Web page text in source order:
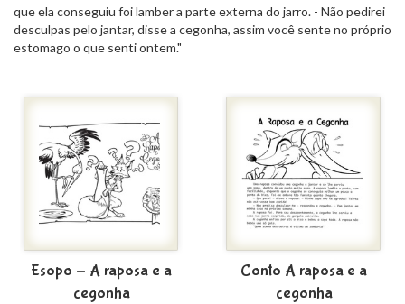
que ela conseguiu foi lamber a parte externa do jarro. - Não pedirei
desculpas pelo jantar, disse a cegonha, assim você sente no próprio
estomago o que senti ontem."
Esopo - A raposa e a
cegonha
Conto A raposa e a
cegonha